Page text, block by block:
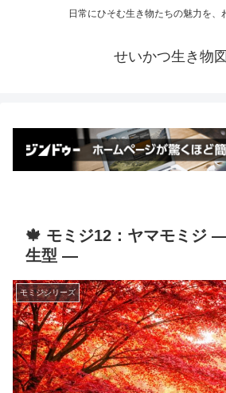
日常にひそむ生き物たちの魅力を、
せいかつ生き物
🍁 モミジ12：ヤマモミジ
生型 ―
モミジシリーズ